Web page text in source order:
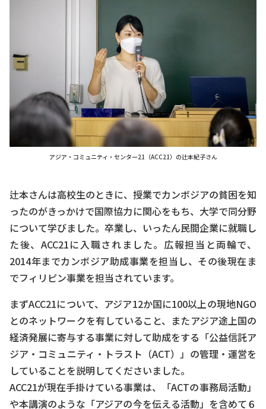
アジア・コミュニティ・センター21（ACC21）の辻本紀子さん
辻本さんは高校生のときに、授業でカンボジアの貧困を知
ったのがきっかけで国際協力に関心をもち、大学で同分野
について学びました。卒業し、いったん民間企業に就職し
た後、ACC21に入職されました。広報担当と両輪で、
2014年までカンボジア助成事業を担当し、その後現在ま
でフィリピン事業を担当されています。
まずACC21について、アジア12か国に100以上の現地NGO
とのネットワークを有していること、またアジア途上国の
経済発展に寄与する事業に対して助成をする「公益信託ア
ジア・コミュニティ・トラスト（ACT）」の管理・運営を
していることを説明してくださいました。
ACC21が現在手掛けている事業は、「ACTの事務局活動」
や本講演のような「アジアの今を伝える活動」を含めて６